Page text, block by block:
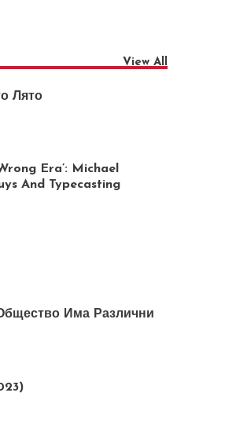
View All
Лято
Era’: Michael
And Typecasting
Има Различни